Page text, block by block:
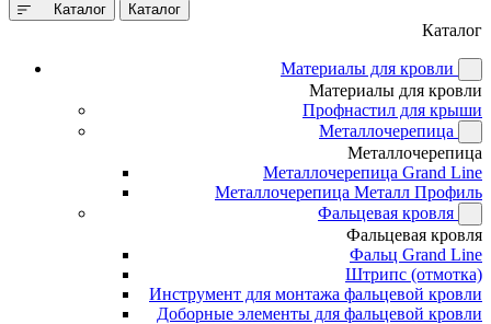
Каталог Каталог
Каталог
Материалы для кровли
Материалы для кровли
Профнастил для крыши
Металлочерепица
Металлочерепица
Металлочерепица Grand Line
Металлочерепица Металл Профиль
Фальцевая кровля
Фальцевая кровля
Фальц Grand Line
Штрипс (отмотка)
Инструмент для монтажа фальцевой кровли
Доборные элементы для фальцевой кровли